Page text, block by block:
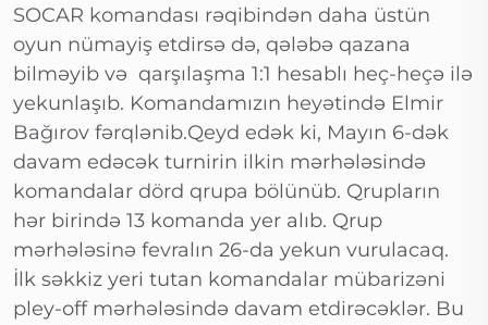
SOCAR komandası rəqibindən daha üstün
oyun nümayiş etdirsə də, qələbə qazana
bilməyib və qarşılaşma 1:1 hesablı heç-heçə ilə
yekunlaşıb. Komandamızın heyətində Elmir
Bağırov fərqlənib.Qeyd edək ki, Mayın 6-dək
davam edəcək turnirin ilkin mərhələsində
komandalar dörd qrupa bölünüb. Qrupların
hər birində 13 komanda yer alıb. Qrup
mərhələsinə fevralın 26-da yekun vurulacaq.
İlk səkkiz yeri tutan komandalar mübarizəni
pley-off mərhələsində davam etdirəcəklər. Bu